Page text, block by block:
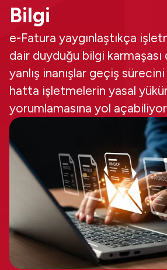
Bilgi
e-Fatura yaygınlaştıkça
dair duyduğu bilgi karmaşası
yanlış inanışlar geçiş
hatta işletmelerin yasal
yorumlamasına yol